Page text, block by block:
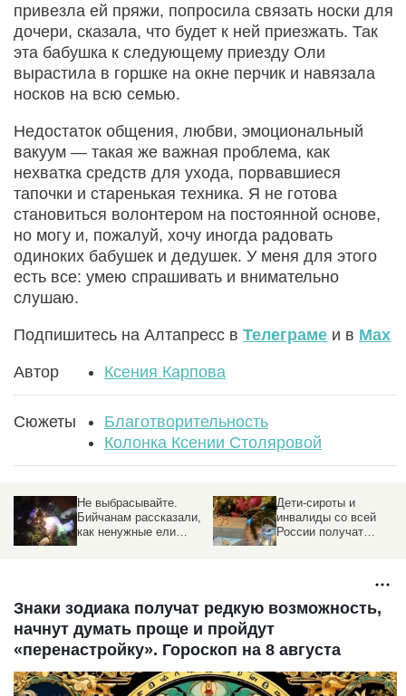
привезла ей пряжи, попросила связать носки для
дочери, сказала, что будет к ней приезжать. Так
эта бабушка к следующему приезду Оли
вырастила в горшке на окне перчик и навязала
носков на всю семью.
Недостаток общения, любви, эмоцио­нальный
вакуум — такая же важная проблема, как
нехватка средств для ухода, порвавшиеся
тапочки и старенькая техника. Я не готова
становиться волонтером на постоянной основе,
но могу и, пожалуй, хочу иногда радовать
одиноких бабушек и дедушек. У меня для этого
есть все: умею спрашивать и внимательно
слушаю.
Подпишитесь на Алтапресс в Телеграме и в Max
Автор Ксения Карпова
Сюжеты
Благотворительность
Колонка Ксении Столяровой
Не выбрасывайте.
Бийчанам рассказали,
как ненужные ели
Дети-сироты и
инвалиды со всей
России получат
Знаки зодиака получат редкую возможность,
начнут думать проще и пройдут
«перенастройку». Гороскоп на 8 августа